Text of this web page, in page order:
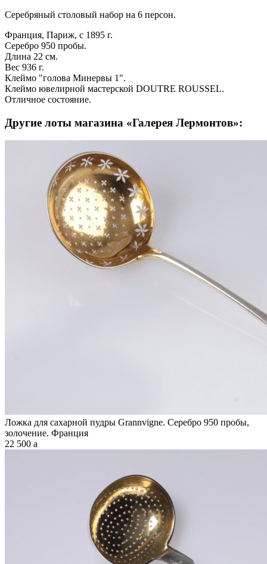
Серебряный столовый набор на 6 персон.
Франция, Париж, с 1895 г.
Серебро 950 пробы.
Длина 22 см.
Вес 936 г.
Клеймо "голова Минервы 1".
Клеймо ювелирной мастерской DOUTRE ROUSSEL.
Отличное состояние.
Другие лоты магазина «Галерея Лермонтов»:
Ложка для сахарной пудры Grannvigne. Серебро 950 пробы,
золочение. Франция
22 500 a